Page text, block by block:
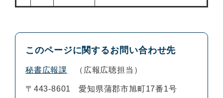
このページに関するお問い合わせ先
秘書広報課 広報広聴担当
〒443-8601
愛知県蒲郡市旭町17番1号